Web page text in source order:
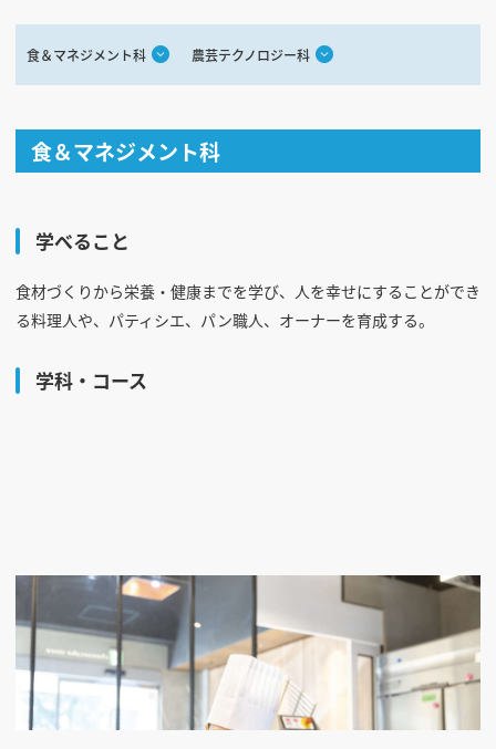
食＆マネジメント科 農芸テクノロジー科
食＆マネジメント科
学べること
食材づくりから栄養・健康までを学び、人を幸せにすることができ
る料理人や、パティシエ、パン職人、オーナーを育成する。
学科・コース